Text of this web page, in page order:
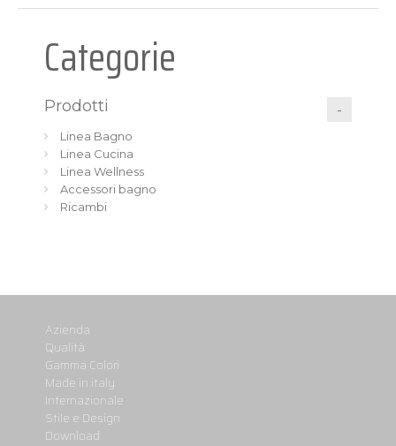
Categorie
Prodotti
Linea Bagno
Linea Cucina
Linea Wellness
Accessori bagno
Ricambi
Azienda
Qualità
Gamma Colori
Made in italy
Internazionale
Stile e Design
Download